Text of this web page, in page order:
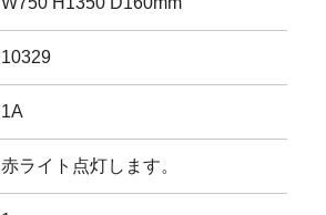
10329
1A
赤ライト点灯します。